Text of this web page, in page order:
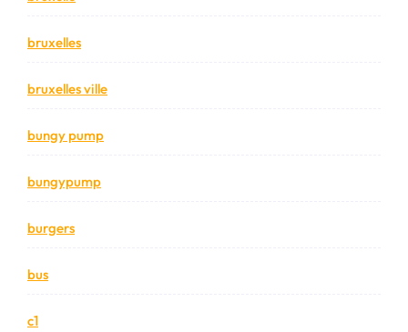
bruxelles
bruxelles ville
bungy pump
bungypump
burgers
bus
c1